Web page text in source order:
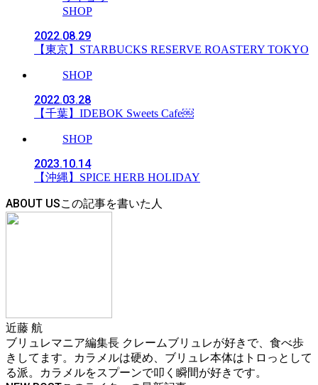
SHOP
2022.08.29
【東京】STARBUCKS RESERVE ROASTERY TOKYO
SHOP
2022.03.28
【千葉】IDEBOK Sweets Cafe￼
SHOP
2023.10.14
【沖縄】SPICE HERB HOLIDAY
ABOUT US
近藤 航
ブリュレマニア編集長 クレームブリュレが好きで、食べ歩
きしてます。カラメルは硬め、ブリュレ本体はトロっとして
る派。カラメルをスプーンで叩く瞬間が好きです。